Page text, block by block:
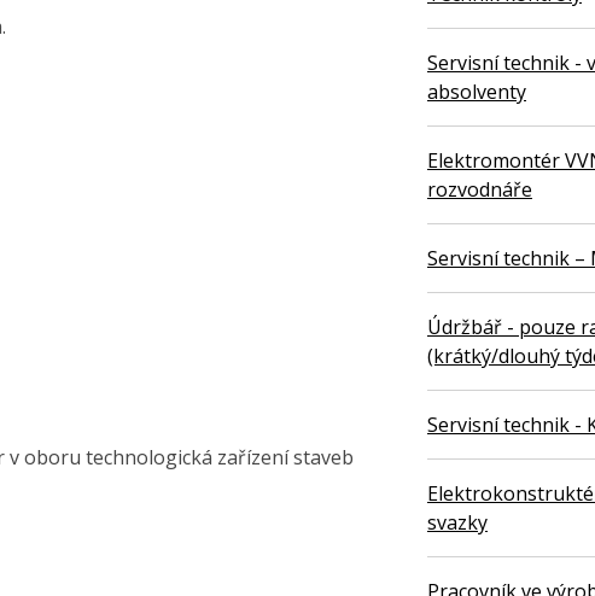
oboru technologická zařízení staveb
Servisní technik -
absolventy
Elektromontér
rozvodnáře
Servisní technik –
Údržbář - pouze
(krátký/dlouhý
Servisní technik -
svazky